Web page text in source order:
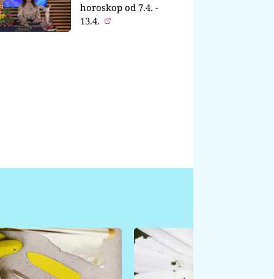
horoskop od 7.4. -
13.4.